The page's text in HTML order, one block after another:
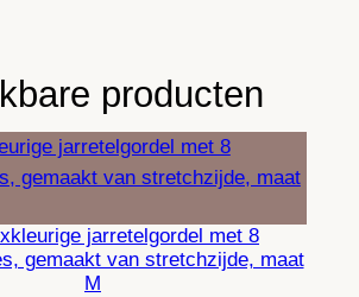
producten
jarretelgordel met 8
gemaakt van stretchzijde, maat
M